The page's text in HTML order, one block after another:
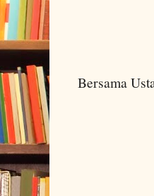
Bersama